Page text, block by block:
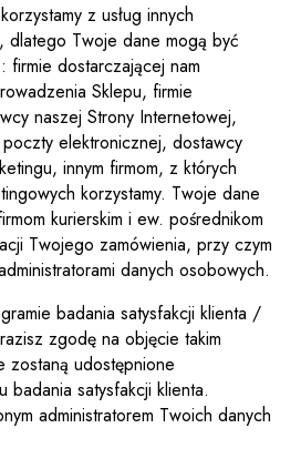
z usług innych
dlatego Twoje dane mogą być
dostarczającej nam
Sklepu, firmie
naszej Strony Internetowej,
elektronicznej, dostawcy
innym firmom, z których
korzystamy. Twoje dane
kurierskim i ew. pośrednikom
Twojego zamówienia, przy czym
danych osobowych.
badania satysfakcji klienta /
zgodę na objęcie takim
zostaną udostępnione
badania satysfakcji klienta.
administratorem Twoich danych